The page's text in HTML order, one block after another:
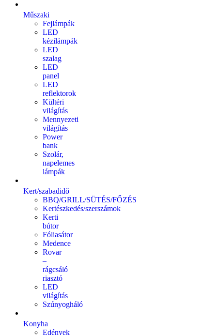
Műszaki
Fejlámpák
LED
kézilámpák
LED
szalag
LED
panel
LED
reflektorok
Kültéri
világítás
Mennyezeti
világítás
Power
bank
Szolár,
napelemes
lámpák
Kert/szabadidő
BBQ/GRILL/SÜTÉS/FŐZÉS
Kertészkedés/szerszámok
Kerti
bútor
Fóliasátor
Medence
Rovar
–
rágcsáló
riasztó
LED
világítás
Szúnyogháló
Konyha
Edények